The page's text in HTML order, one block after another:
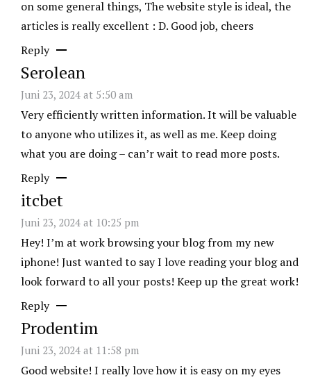
on some general things, The website style is ideal, the
articles is really excellent : D. Good job, cheers
Reply
Serolean
Juni 23, 2024 at 5:50 am
Very efficiently written information. It will be valuable
to anyone who utilizes it, as well as me. Keep doing
what you are doing – can’r wait to read more posts.
Reply
itcbet
Juni 23, 2024 at 10:25 pm
Hey! I’m at work browsing your blog from my new
iphone! Just wanted to say I love reading your blog and
look forward to all your posts! Keep up the great work!
Reply
Prodentim
Juni 23, 2024 at 11:58 pm
Good website! I really love how it is easy on my eyes